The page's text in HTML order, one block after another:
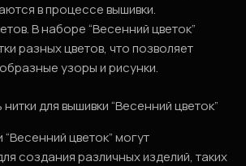
в процессе вышивки.
В наборе “Весенний цветок”
разных цветов, что позволяет
узоры и рисунки.
для вышивки “Весенний цветок”
“Весенний цветок” могут
создания различных изделий, таких